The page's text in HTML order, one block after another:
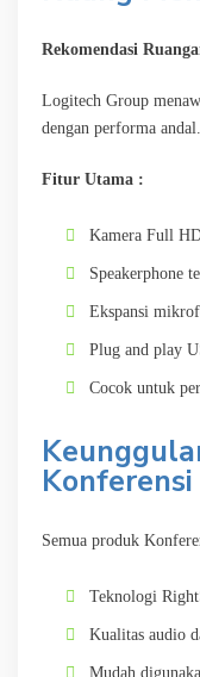
Rekomendasi
Logitech Group
dengan performa andal.
Fitur Utama :
Kamera Full
Speakerphone
Ekspansi
Plug and play
Cocok untuk
Semua produk
Teknologi
Kualitas audio
Mudah